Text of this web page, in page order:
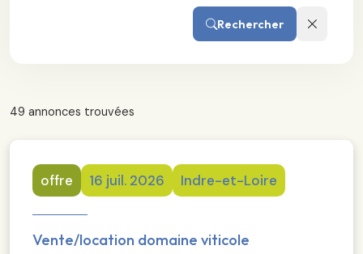
Rechercher
49 annonces trouvées
offre 16 juil. 2026 Indre-et-Loire
Vente/location domaine viticole